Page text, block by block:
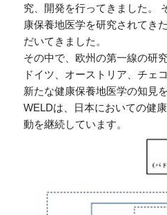
究、開発を行ってきました。
康保養地医学を研究されてき
だいてきました。
その中で、欧州の第一線の研
ドイツ、オーストリア、チェ
新たな健康保養地医学の知見
WELDは、日本においての健
動を継続しています。